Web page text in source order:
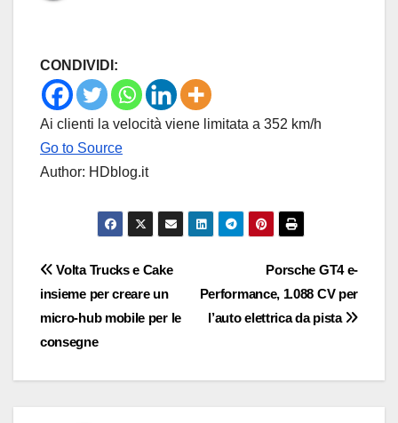
CONDIVIDI:
Ai clienti la velocità viene limitata a 352 km/h
Go to Source
Author: HDblog.it
Navigazione
articoli
Porsche GT4 e-
Performance, 1.088 CV per
l’auto elettrica da pista
Volta Trucks e Cake
insieme per creare un
micro-hub mobile per le
consegne